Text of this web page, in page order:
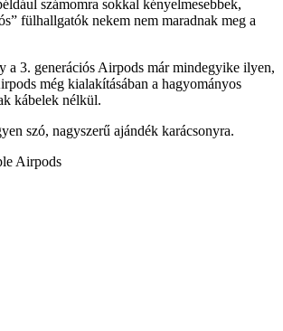
számomra sokkal kényelmesebbek,
fülhallgatók nekem nem maradnak meg a
a 3. generációs Airpods már mindegyike ilyen,
még kialakításában a hagyományos
kábelek nélkül.
szó, nagyszerű ajándék karácsonyra.